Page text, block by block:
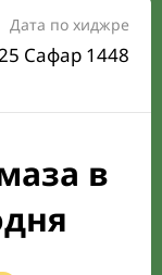
Дата по хиджре
Сафар 1448
в